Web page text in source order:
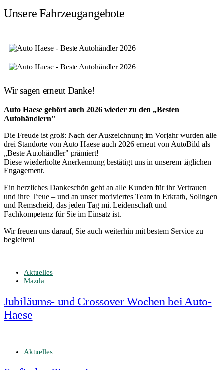
Unsere Fahrzeugangebote
Wir sagen erneut Danke!
Auto Haese gehört auch 2026 wieder zu den „Besten
Autohändlern"
Die Freude ist groß: Nach der Auszeichnung im Vorjahr wurden alle
drei Standorte von Auto Haese auch 2026 erneut von AutoBild als
„Beste Autohändler" prämiert!
Diese wiederholte Anerkennung bestätigt uns in unserem täglichen
Engagement.
Ein herzliches Dankeschön geht an alle Kunden für ihr Vertrauen
und ihre Treue – und an unser motiviertes Team in Erkrath, Solingen
und Remscheid, das jeden Tag mit Leidenschaft und
Fachkompetenz für Sie im Einsatz ist.
Wir freuen uns darauf, Sie auch weiterhin mit bestem Service zu
begleiten!
Aktuelles
Mazda
Jubiläums- und Crossover Wochen bei Auto-
Haese
Aktuelles